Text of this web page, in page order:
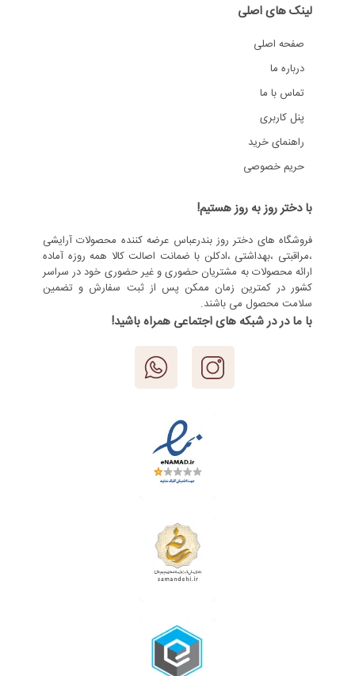
لینک های اصلی
صفحه اصلی
درباره ما
تماس با ما
پنل کاربری
راهنمای خرید
حریم خصوصی
با دختر روز به روز هستیم!
فروشگاه های دختر روز بندرعباس عرضه کننده محصولات آرایشی
،مراقبتی ،بهداشتی ،ادکلن با ضمانت اصالت کالا همه روزه آماده
ارائه محصولات به مشتریان حضوری و غیر حضوری خود در سراسر
کشور در کمترین زمان ممکن پس از ثبت سفارش و تضمین
سلامت محصول می باشند.
با ما در در شبکه های اجتماعی همراه باشید!